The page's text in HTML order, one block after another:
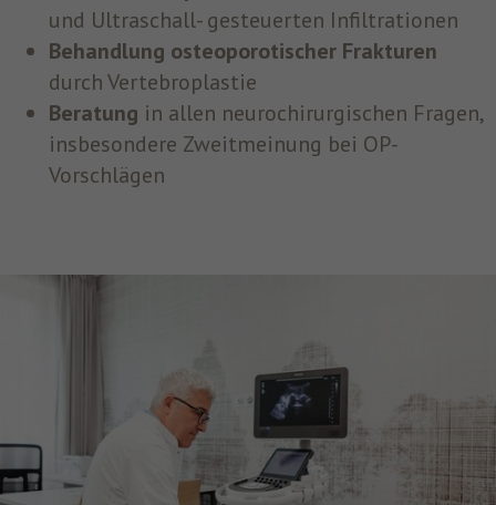
und Ultraschall- gesteuerten Infiltrationen
Behandlung osteoporotischer Frakturen
durch Vertebroplastie
Beratung in allen neurochirurgischen Fragen,
insbesondere Zweitmeinung bei OP-
Vorschlägen